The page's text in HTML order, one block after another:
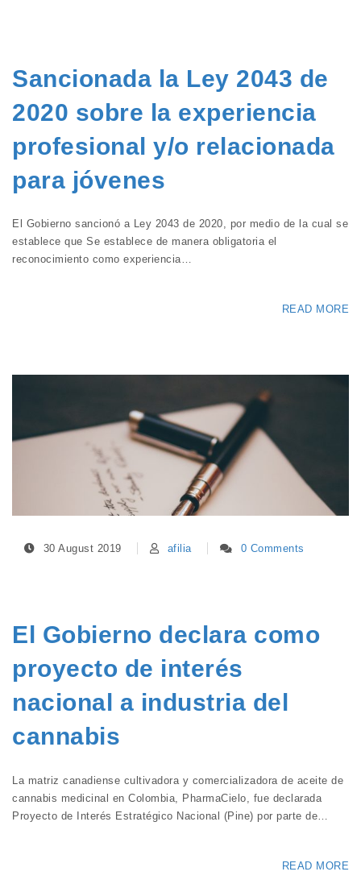
Sancionada la Ley 2043 de
2020 sobre la experiencia
profesional y/o relacionada
para jóvenes
El Gobierno sancionó a Ley 2043 de 2020, por medio de la cual se
establece que Se establece de manera obligatoria el
reconocimiento como experiencia…
READ MORE
30 August 2019 afilia 0 Comments
El Gobierno declara como
proyecto de interés
nacional a industria del
cannabis
La matriz canadiense cultivadora y comercializadora de aceite de
cannabis medicinal en Colombia, PharmaCielo, fue declarada
Proyecto de Interés Estratégico Nacional (Pine) por parte de…
READ MORE